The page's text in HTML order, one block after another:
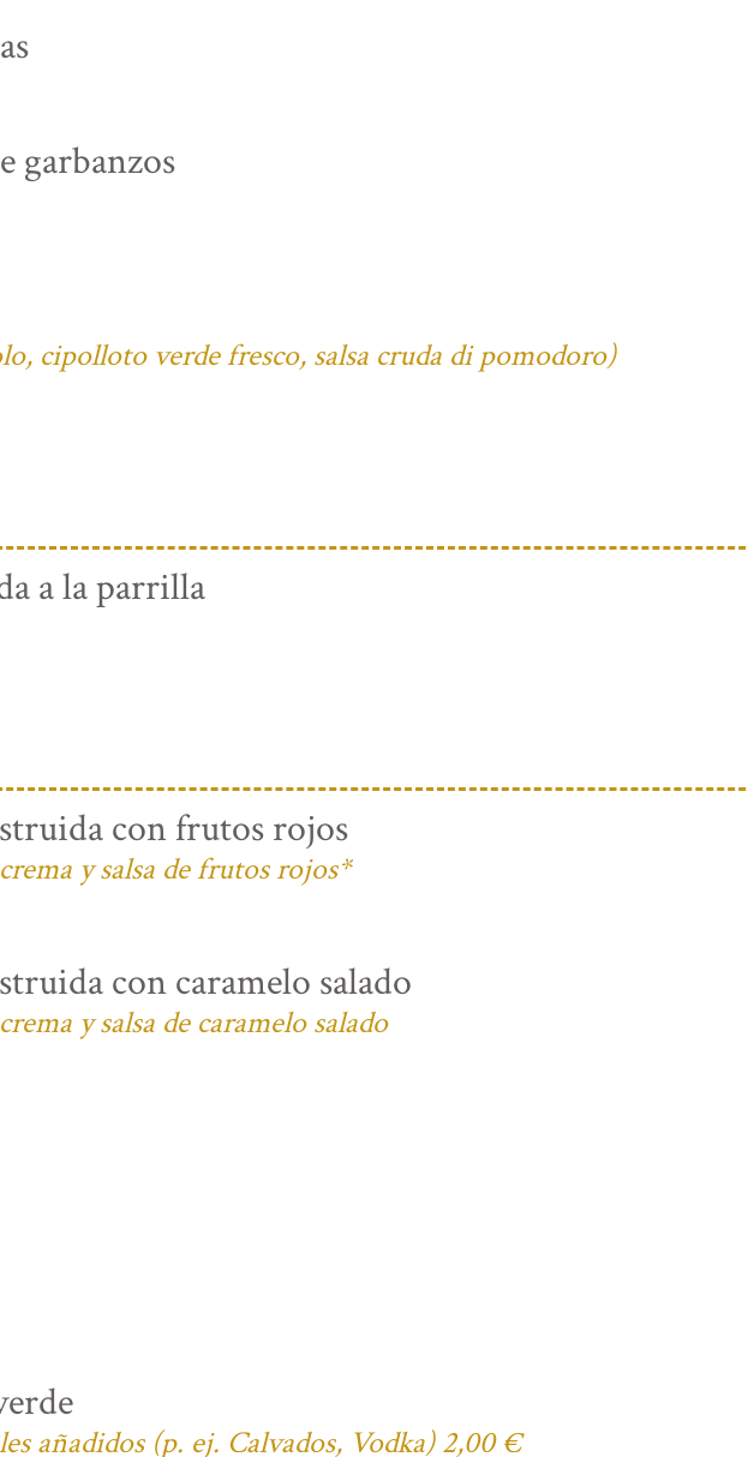
garbanzos
cipolloto verde fresco, salsa cruda di pomodoro)
a la parrilla
con frutos rojos
y salsa de frutos rojos*
con caramelo salado
y salsa de caramelo salado
añadidos (p. ej. Calvados, Vodka) 2,00 €